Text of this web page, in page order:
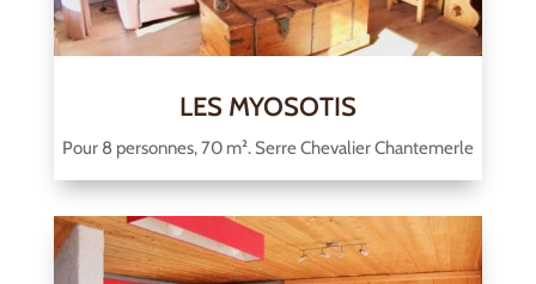
LES MYOSOTIS
Pour 8 personnes, 70 m². Serre Chevalier Chantemerle